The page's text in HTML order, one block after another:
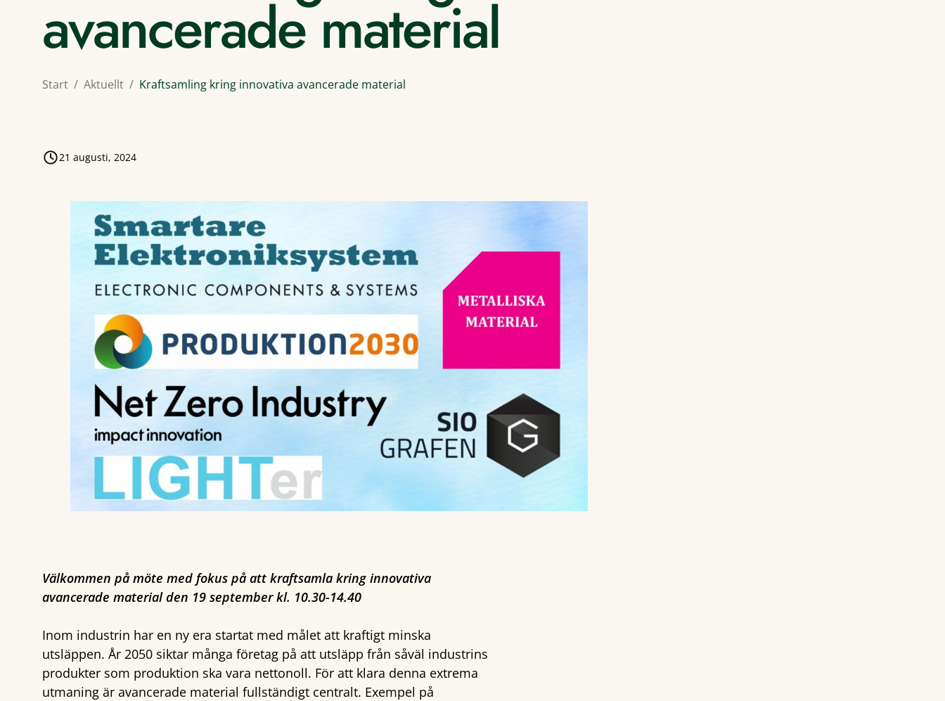
avancerade material
Start Aktuellt Kraftsamling kring innovativa avancerade material
21 augusti, 2024
Välkommen på möte med fokus på att kraftsamla kring innovativa
avancerade material den 19 september kl. 10.30-14.40
Inom industrin har en ny era startat med målet att kraftigt minska
utsläppen. År 2050 siktar många företag på att utsläpp från såväl industrins
produkter som produktion ska vara nettonoll. För att klara denna extrema
utmaning är avancerade material fullständigt centralt. Exempel på